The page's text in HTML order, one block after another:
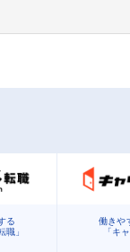
る
」
働きや
「キ